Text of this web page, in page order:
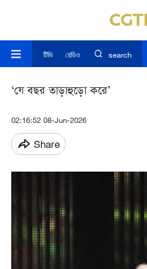
টিভি রেডিও search
‘যে বছর তাড়াহুড়ো করে’
02:16:52 08-Jun-2026
Share